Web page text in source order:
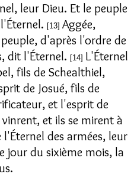
leur Dieu. Et le peuple
[13] Aggée,
d'après l'ordre de
dit l'Éternel. [14] L'Éternel
fils de Schealthiel,
de Josué, fils de
et l'esprit de
et ils se mirent à
des armées, leur
jour du sixième mois, la